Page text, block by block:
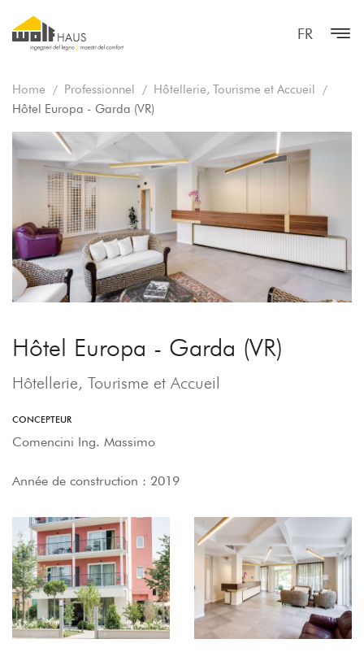
FR
Home Professionnel
Hôtellerie, Tourisme et Accueil
Hôtel Europa - Garda (VR)
Hôtel Europa - Garda (VR)
Hôtellerie, Tourisme et Accueil
CONCEPTEUR
Comencini Ing. Massimo
Année de construction : 2019